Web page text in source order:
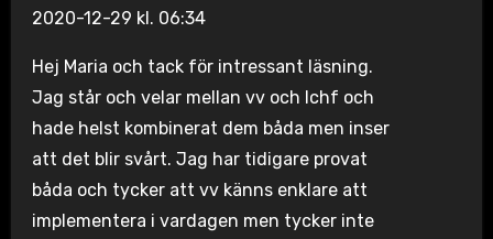
2020-12-29 kl. 06:34
Hej Maria och tack för intressant läsning.
Jag står och velar mellan vv och lchf och
hade helst kombinerat dem båda men inser
att det blir svårt. Jag har tidigare provat
båda och tycker att vv känns enklare att
implementera i vardagen men tycker inte